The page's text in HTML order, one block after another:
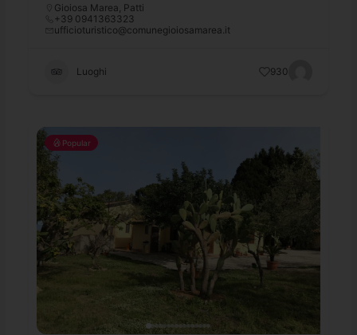
Gioiosa Marea Patti
+39 0941363323
ufficioturistico@comunegioiosamarea.it
Luoghi 930
Popular